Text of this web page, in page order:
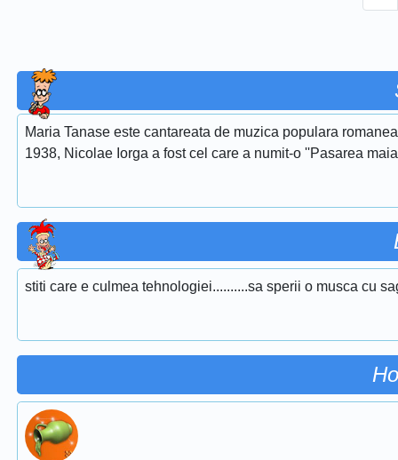
Maria Tanase este cantareata de muzica populara
1938, Nicolae Iorga a fost cel care a numit-o ''Pasarea
stiti care e culmea tehnologiei..........sa sperii o musca cu